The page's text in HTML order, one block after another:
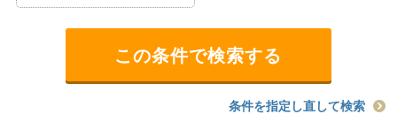
条件を指定し直して検索